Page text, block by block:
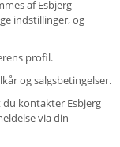
af Esbjerg
indstillinger, og
profil.
og salgsbetingelser.
kontakter Esbjerg
via din